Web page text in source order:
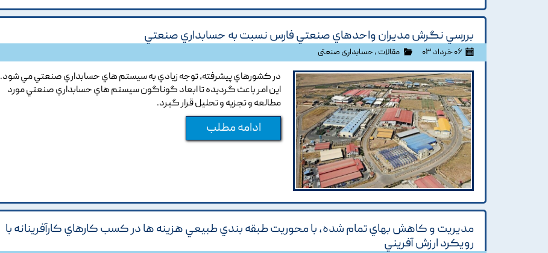
بررسي نگرش مديران واحدهاي صنعتي فارس نسبت به حسابداري صنعتي
۰۶ خرداد ۰۳ مقالات ،حسابداری صنعتی
در کشورهاي پيشرفته, توجه زيادي به سيستم هاي حسابداري صنعتي مي شود.
اين امر باعث گرديده تا ابعاد گوناگون سيستم هاي حسابداري صنعتي مورد
مطالعه و تجزيه و تحليل قرار گيرد.
ادامه مطلب
مديريت و کاهش بهاي تمام شده، با محوريت طبقه بندي طبيعي هزينه ها در کسب کارهاي کارآفرينانه با
رويکرد ارزش آفريني